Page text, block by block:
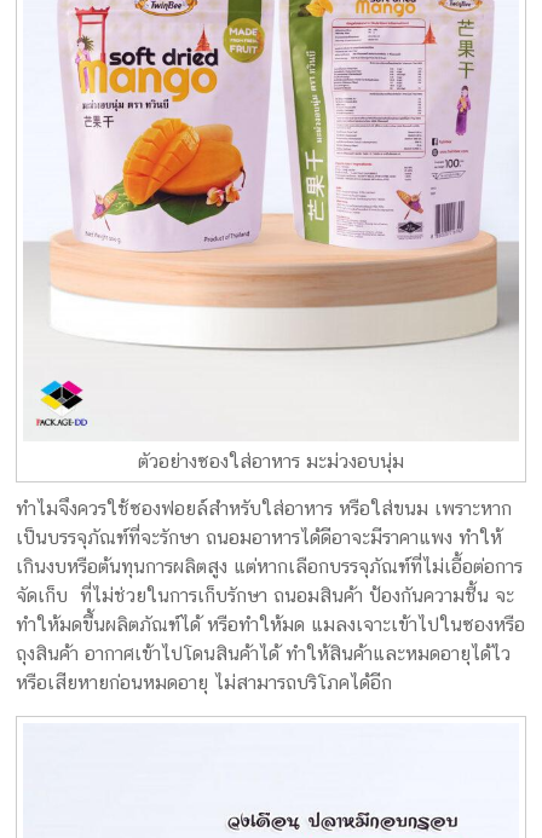
ตัวอย่างซองใส่อาหาร มะม่วงอบนุ่ม
ทำไมจึงควรใช้ซองฟอยล์สำหรับใส่อาหาร หรือใส่ขนม เพราะหาก
เป็นบรรจุภัณฑ์ที่จะรักษา ถนอมอาหารได้ดีอาจะมีราคาแพง ทำให้
เกินงบหรือต้นทุนการผลิตสูง แต่หากเลือกบรรจุภัณฑ์ที่ไม่เอื้อต่อการ
จัดเก็บ ที่ไม่ช่วยในการเก็บรักษา ถนอมสินค้า ป้องกันความชื้น จะ
ทำให้มดขึ้นผลิตภัณฑ์ได้ หรือทำให้มด แมลงเจาะเข้าไปในซองหรือ
ถุงสินค้า อากาศเข้าไปโดนสินค้าได้ ทำให้สินค้าและหมดอายุได้ไว
หรือเสียหายก่อนหมดอายุ ไม่สามารถบริโภคได้อีก